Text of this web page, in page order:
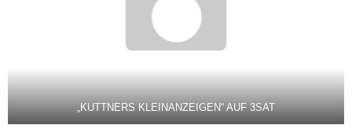
„KUTTNERS KLEINANZEIGEN“ AUF 3SAT